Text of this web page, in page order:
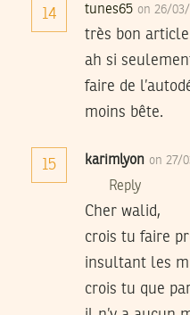
14 tunes65 on 26/
très bon
ah si
faire de
moins bête.
15 karimlyon on 27/
Reply
Cher walid,
crois tu faire
insultant les
crois tu que